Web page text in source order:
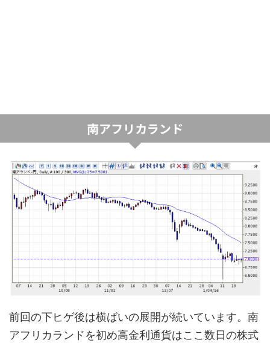
南アフリカランド
前回の下ヒゲ後は横ばいの展開が続いています。南
アフリカランドを初め高金利通貨はここ数日の株式